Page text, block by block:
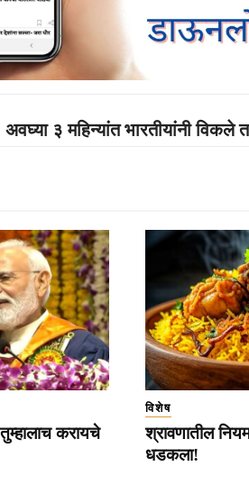
अवघ्या ३ महिन्यांत भारतीयांनी
करायचे
विशेष
श्रावणातील
धडकला!